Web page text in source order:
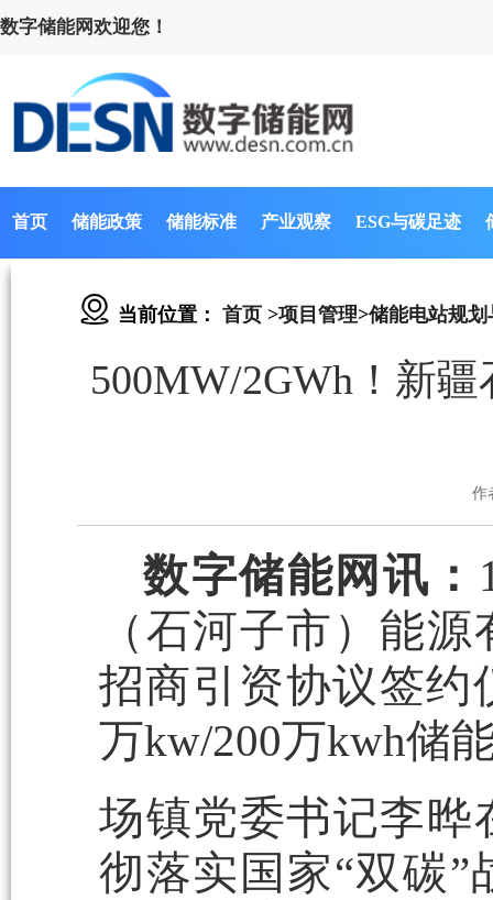
数字储能网欢迎您！
首页 储能政策 储能标准 产业观察 ESG与碳足迹
当前位置： 首页 >项目管理>储能电站规划
500MW/2GWh！新
作
数字储能网讯：
（石河子市）能
招商引资协议签约
万kw/200万kwh储
场镇党委书记李晔
彻落实国家“双碳